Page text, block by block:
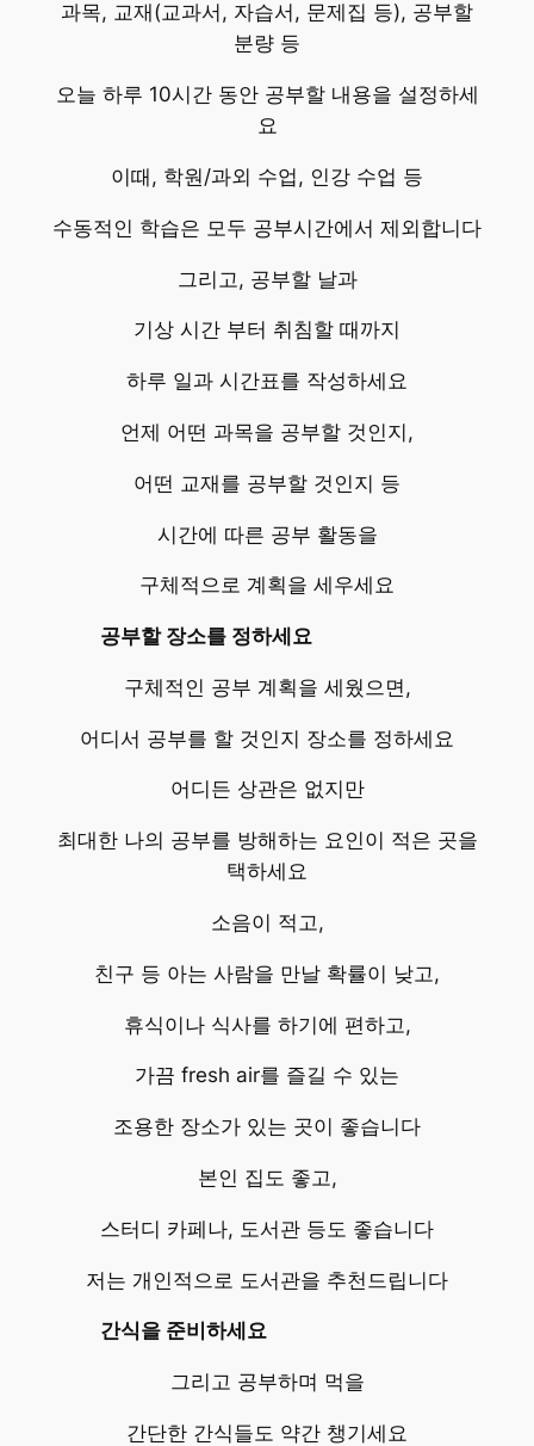
과목, 교재(교과서, 자습서, 문제집 등), 공부할
분량 등
오늘 하루 10시간 동안 공부할 내용을 설정하세
요
이때, 학원/과외 수업, 인강 수업 등
수동적인 학습은 모두 공부시간에서 제외합니다
그리고, 공부할 날과
기상 시간 부터 취침할 때까지
하루 일과 시간표를 작성하세요
언제 어떤 과목을 공부할 것인지,
어떤 교재를 공부할 것인지 등
시간에 따른 공부 활동을
구체적으로 계획을 세우세요
공부할 장소를 정하세요
구체적인 공부 계획을 세웠으면,
어디서 공부를 할 것인지 장소를 정하세요
어디든 상관은 없지만
최대한 나의 공부를 방해하는 요인이 적은 곳을
택하세요
소음이 적고,
친구 등 아는 사람을 만날 확률이 낮고,
휴식이나 식사를 하기에 편하고,
가끔 fresh air를 즐길 수 있는
조용한 장소가 있는 곳이 좋습니다
본인 집도 좋고,
스터디 카페나, 도서관 등도 좋습니다
저는 개인적으로 도서관을 추천드립니다
간식을 준비하세요
그리고 공부하며 먹을
간단한 간식들도 약간 챙기세요